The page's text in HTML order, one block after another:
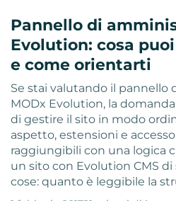
Pannello di
Evolution: cosa
e come orientarti
Se stai valutando il pannello
MODx Evolution, la
di gestire il sito in modo
aspetto, estensioni e
raggiungibili con una logica
un sito con Evolution CMS
cose: quanto è leggibile la